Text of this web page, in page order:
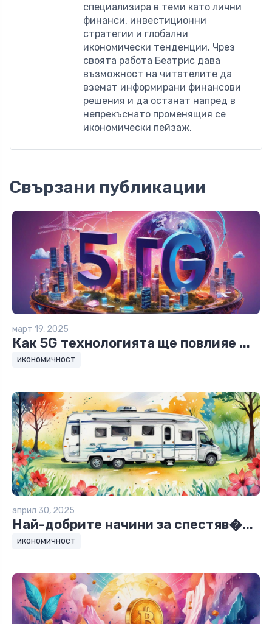
специализира в теми като лични
финанси, инвестиционни
стратегии и глобални
икономически тенденции. Чрез
своята работа Беатрис дава
възможност на читателите да
вземат информирани финансови
решения и да останат напред в
непрекъснато променящия се
икономически пейзаж.
Свързани публикации
март 19, 2025
Как 5G технологията ще повлияе ...
икономичност
април 30, 2025
Най-добрите начини за спестяв�...
икономичност